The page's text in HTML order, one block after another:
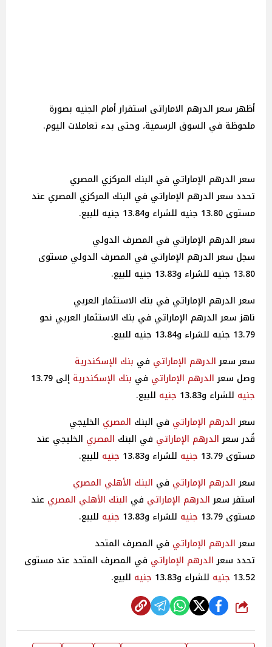
أظهر سعر الدرهم الاماراتى استقرار أمام الجنيه بصورة
ملحوظة في السوق الرسمية، وحتى بدء تعاملات اليوم.
سعر الدرهم الإماراتي في البنك المركزي المصري
تحدد سعر الدرهم الإماراتي في البنك المركزي المصري عند
مستوى 13.80 جنيه للشراء و13.84 جنيه للبيع.
سعر الدرهم الإماراتي في المصرف الدولي
سجل سعر الدرهم الإماراتي في المصرف الدولي مستوى
13.80 جنيه للشراء و13.83 جنيه للبيع.
سعر الدرهم الإماراتي في بنك الاستثمار العربي
ناهز سعر الدرهم الإماراتي في بنك الاستثمار العربي نحو
13.79 جنيه للشراء و13.84 جنيه للبيع.
سعر سعرالدرهم الإماراتي في بنك الإسكندرية
وصل سعرالدرهم الإماراتي في بنك الإسكندرية إلى 13.79
جنيه للشراء و13.83 جنيه للبيع.
سعرالدرهم الإماراتي في البنك المصري الخليجي
قُدر سعرالدرهم الإماراتي في البنك المصري الخليجي عند
مستوى 13.79
جنيه للشراء و13.83 جنيه للبيع.
سعرالدرهم الإماراتي في البنك الأهلي المصري
استقر سعرالدرهم الإماراتي في البنك الأهلي المصري عند
مستوى 13.79
جنيه للشراء و13.83 جنيه للبيع.
سعرالدرهم الإماراتي في المصرف المتحد
تحدد سعرالدرهم الإماراتي في المصرف المتحد عند مستوى
13.52 جنيه للشراء و13.83 جنيه للبيع.
شارك